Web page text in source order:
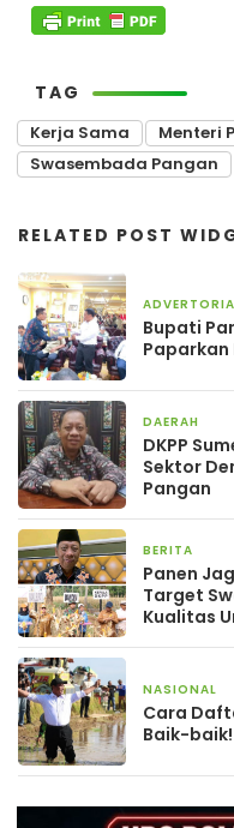
TAG
Kerja Sama Menteri
Swasembada Pangan
RELATED POST
Bupati
DAERAH
DKPP
Sektor
Pangan
BERITA
Panen
Target
Kualitas
NASIONAL
Cara
Baik-baik!